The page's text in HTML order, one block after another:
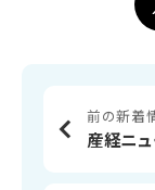
前の新着
産経ニュ